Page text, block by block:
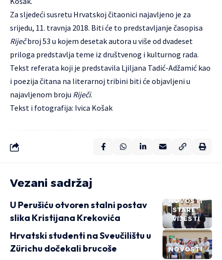
Za sljedeći susretu Hrvatskoj čitaonici najavljeno je za
srijedu, 11. travnja 2018. Biti će to predstavljanje časopisa
Riječbroj 53 u kojem desetak autora u više od dvadeset
priloga predstavlja teme iz društvenog i kulturnog rada.
Tekst referata koji je predstavila Ljiljana Tadić-Adžamić kao
i poezija čitana na literarnoj tribini biti će objavljeni u
najavljenom broju Riječi.
Tekst i fotografija: Ivica Košak
Vezani sadržaj
NOVOSTI
STARE
VIJESTI
U Perušiću otvoren stalni postav
slika Kristijana Krekovića
NOVOSTI
Hrvatski studenti na Sveučilištu u
Zürichu dočekali brucoše